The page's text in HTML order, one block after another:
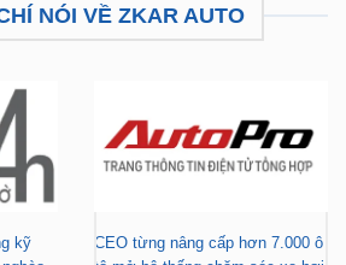
NÓI VỀ ZKAR AUTO
kỹ
CEO từng nâng cấp hơn 7.000 ô